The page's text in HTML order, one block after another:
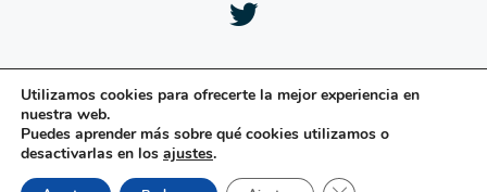
Utilizamos cookies para ofrecerte la mejor experiencia en
nuestra web.
Puedes aprender más sobre qué cookies utilizamos o
desactivarlas en los ajustes.